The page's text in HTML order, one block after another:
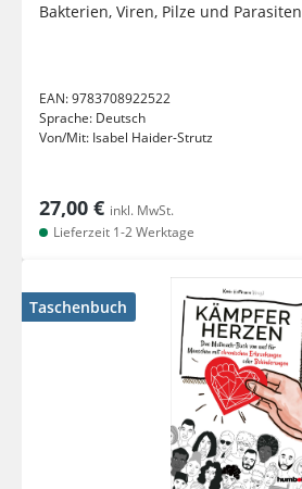
Bakterien, Viren, Pilze und Parasiten
EAN:9783708922522
Sprache: Deutsch
Von/Mit: Isabel Haider-Strutz
27,00 € inkl. MwSt.
Lieferzeit 1-2 Werktage
Taschenbuch